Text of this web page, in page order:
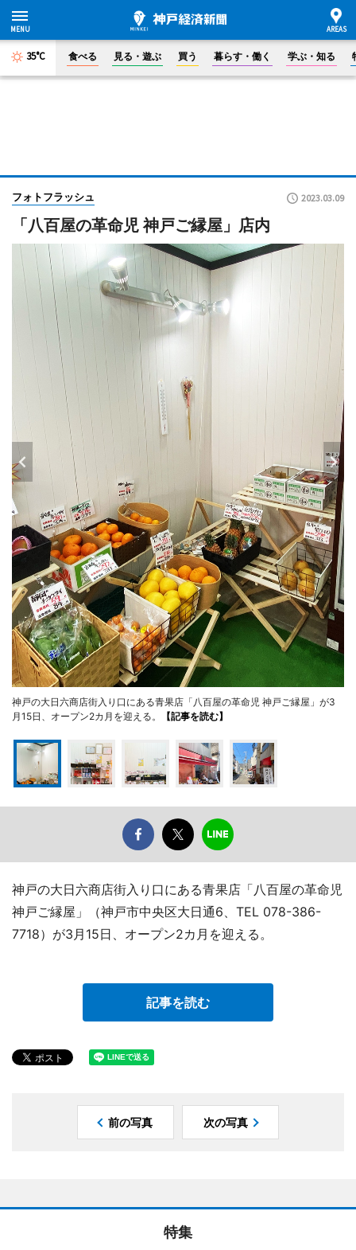
35°C 食べる 見る・遊ぶ 買う 暮らす・働く 学ぶ・知る
フォトフラッシュ 2023.03.09
「八百屋の革命児 神戸ご縁屋」店内
神戸の大日六商店街入り口にある青果店「八百屋の革命児 神戸ご縁屋」が3
月15日、オープン2カ月を迎える。
【記事を読む】
神戸の大日六商店街入り口にある青果店「八百屋の革命児
神戸ご縁屋」（神戸市中央区大日通6、TEL 078-386-
7718）が3月15日、オープン2カ月を迎える。
記事を読む
前の写真 次の写真
特集